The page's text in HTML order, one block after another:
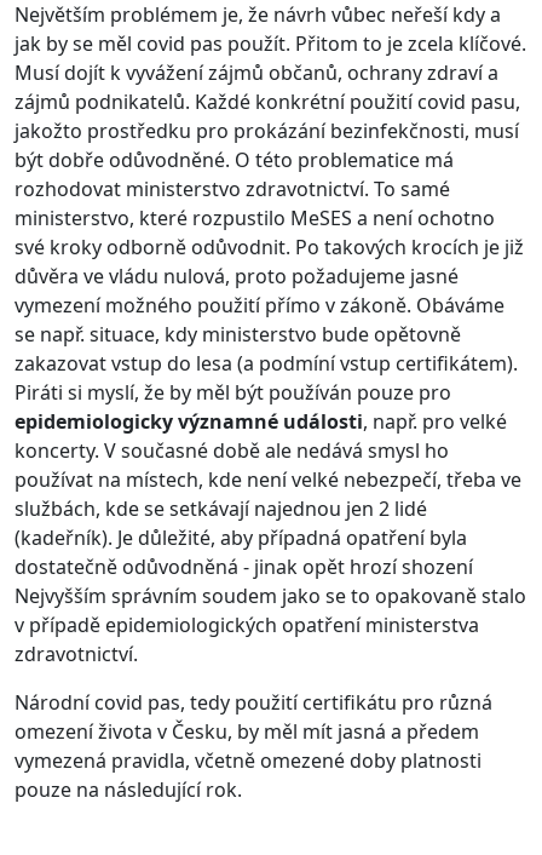
Největším problémem je, že návrh vůbec neřeší kdy a
jak by se měl covid pas použít. Přitom to je zcela klíčové.
Musí dojít k vyvážení zájmů občanů, ochrany zdraví a
zájmů podnikatelů. Každé konkrétní použití covid pasu,
jakožto prostředku pro prokázání bezinfekčnosti, musí
být dobře odůvodněné. O této problematice má
rozhodovat ministerstvo zdravotnictví. To samé
ministerstvo, které rozpustilo MeSES a není ochotno
své kroky odborně odůvodnit. Po takových krocích je již
důvěra ve vládu nulová, proto požadujeme jasné
vymezení možného použití přímo v zákoně. Obáváme
se např. situace, kdy ministerstvo bude opětovně
zakazovat vstup do lesa (a podmíní vstup certifikátem).
Piráti si myslí, že by měl být používán pouze pro
epidemiologicky významné události, např. pro velké
koncerty. V současné době ale nedává smysl ho
používat na místech, kde není velké nebezpečí, třeba ve
službách, kde se setkávají najednou jen 2 lidé
(kadeřník). Je důležité, aby případná opatření byla
dostatečně odůvodněná - jinak opět hrozí shození
Nejvyšším správním soudem jako se to opakovaně stalo
v případě epidemiologických opatření ministerstva
zdravotnictví.
Národní covid pas, tedy použití certifikátu pro různá
omezení života v Česku, by měl mít jasná a předem
vymezená pravidla, včetně omezené doby platnosti
pouze na následující rok.